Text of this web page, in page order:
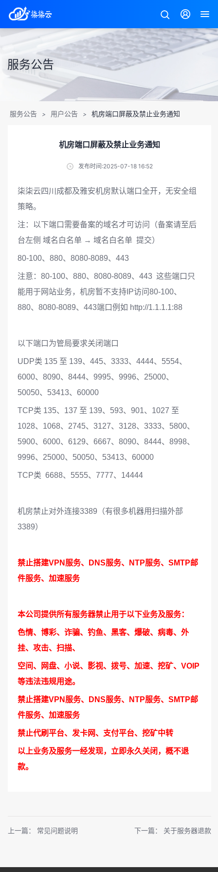
服务公告
服务公告 > 用户公告 > 机房端口屏蔽及禁止业务通知
机房端口屏蔽及禁止业务通知
发布时间:2025-07-18 16:52
柒柒云四川成都及雅安机房默认端口全开，无安全组
策略。
注：以下端口需要备案的域名才可访问（备案请至后
台左侧 域名白名单 → 域名白名单 提交）
80-100、880、8080-8089、443
注意：80-100、880、8080-8089、443 这些端口只
能用于网站业务，机房暂不支持IP访问80-100、
880、8080-8089、443端口例如 http://1.1.1.1:88
以下端口为管局要求关闭端口
UDP类 135 至 139、445、3333、4444、5554、
6000、8090、8444、9995、9996、25000、
50050、53413、60000
TCP类 135、137 至 139、593、901、1027 至
1028、1068、2745、3127、3128、3333、5800、
5900、6000、6129、6667、8090、8444、8998、
9996、25000、50050、53413、60000
TCP类 6688、5555、7777、14444
机房禁止对外连接3389（有很多机器用扫描外部
3389）
禁止搭建VPN服务、DNS服务、NTP服务、SMTP邮
件服务、加速服务
本公司提供所有服务器禁止用于以下业务及服务：
色情、博彩、诈骗、钓鱼、黑客、爆破、病毒、外
挂、攻击、扫描、
空间、网盘、小说、影视、拨号、加速、挖矿、VOIP
等违法违规用途。
禁止搭建VPN服务、DNS服务、NTP服务、SMTP邮
件服务、加速服务
禁止代刷平台、发卡网、支付平台、挖矿中转
以上业务及服务一经发现，立即永久关闭，概不退
款。
上一篇： 常见问题说明 下一篇： 关于服务器退款